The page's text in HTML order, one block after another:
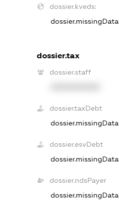
dossier.kveds:
dossier.missingData
dossier.tax
dossier.staff
dossier.taxDebt
dossier.missingData
dossier.esvDebt
dossier.missingData
dossier.ndsPayer
dossier.missingData